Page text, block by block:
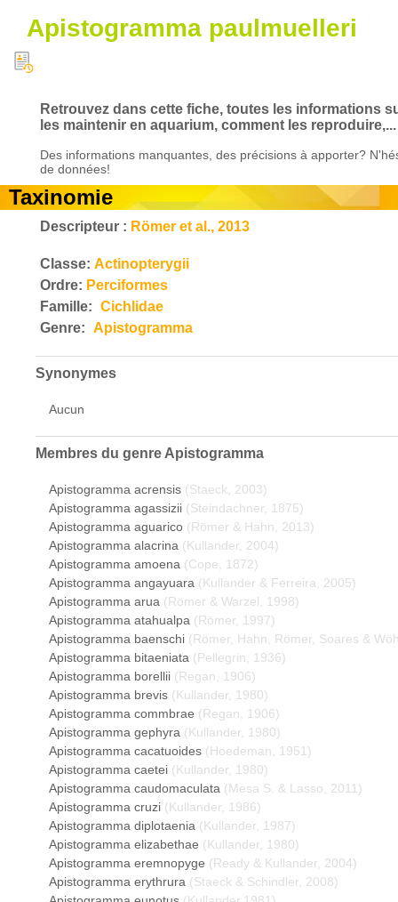
Apistogramma paulmuelleri
Retrouvez dans cette fiche, toutes les informations
les maintenir en aquarium, comment les reproduire,...
Des informations manquantes, des précisions à apporter?
de données!
Taxinomie
Descripteur : Römer et al., 2013
Classe: Actinopterygii
Ordre: Perciformes
Famille: Cichlidae
Genre: Apistogramma
Synonymes
Aucun
Membres du genre Apistogramma
Apistogramma acrensis (Staeck, 2003)
Apistogramma agassizii (Steindachner, 1875)
Apistogramma aguarico (Römer & Hahn, 2013)
Apistogramma alacrina (Kullander, 2004)
Apistogramma amoena (Cope, 1872)
Apistogramma angayuara (Kullander & Ferreira, 2005)
Apistogramma arua (Römer & Warzel, 1998)
Apistogramma atahualpa (Römer, 1997)
Apistogramma baenschi (Römer, Hahn, Römer, Soares &
Apistogramma bitaeniata (Pellegrin, 1936)
Apistogramma borellii (Regan, 1906)
Apistogramma brevis (Kullander, 1980)
Apistogramma commbrae (Regan, 1906)
Apistogramma gephyra (Kullander, 1980)
Apistogramma cacatuoides (Hoedeman, 1951)
Apistogramma caetei (Kullander, 1980)
Apistogramma caudomaculata (Mesa S. & Lasso, 2011)
Apistogramma cruzi (Kullander, 1986)
Apistogramma diplotaenia (Kullander, 1987)
Apistogramma elizabethae (Kullander, 1980)
Apistogramma eremnopyge (Ready & Kullander, 2004)
Apistogramma erythrura (Staeck & Schindler, 2008)